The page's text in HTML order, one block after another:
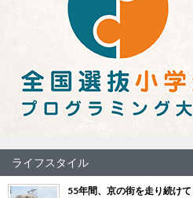
ライフスタイル
55年間、京の街を走り続け